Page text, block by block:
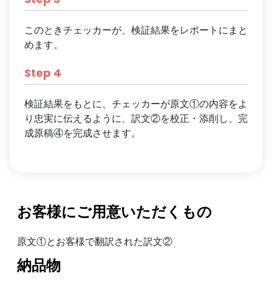
このときチェッカーが、検証結果をレポートにまと
めます。
Step 4
検証結果をもとに、チェッカーが原文①の内容をよ
り忠実に伝えるように、訳文②を校正・添削し、完
成原稿④を完成させます。
お客様にご用意いただくもの
原文①とお客様で翻訳された訳文②
納品物